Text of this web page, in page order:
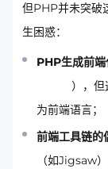
但PHP并未突破
生困惑：
PHP生成前
），但
为前端语言；
前端工具链的
（如Jigsaw